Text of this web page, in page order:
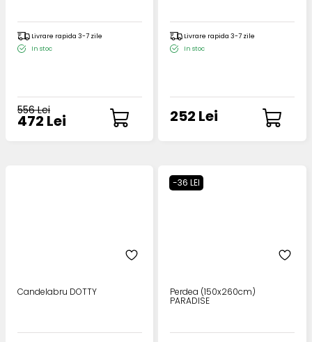
Livrare rapida 3-7 zile
In stoc
556 Lei
472 Lei
Livrare rapida 3-7 zile
In stoc
252 Lei
Candelabru DOTTY
-36 LEI
Perdea (150x260cm)
PARADISE